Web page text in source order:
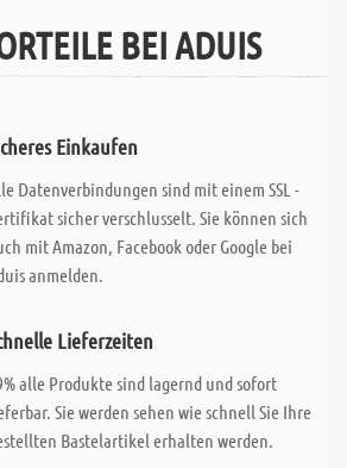
BEI ADUIS
Einkaufen
Datenverbindungen sind mit einem SSL -
sicher verschlusselt. Sie können sich
mit Amazon, Facebook oder Google bei
anmelden.
Lieferzeiten
alle Produkte sind lagernd und sofort
Sie werden sehen wie schnell Sie Ihre
Bastelartikel erhalten werden.